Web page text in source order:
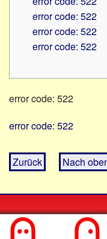
error code: 522
error code: 522
error code: 522
error code: 522
error code: 522
Zurück Nach